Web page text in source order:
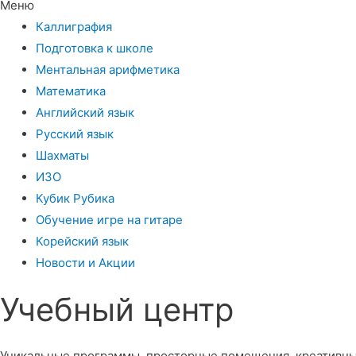
Меню
Каллиграфия
Подготовка к школе
Ментальная арифметика
Математика
Английский язык
Русский язык
Шахматы
ИЗО
Кубик Рубика
Обучение игре на гитаре
Корейский язык
Новости и Акции
Учебный центр​